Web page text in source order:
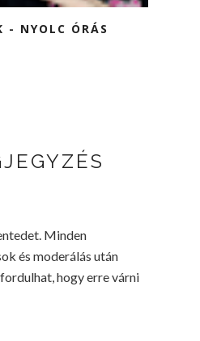
- NYOLC ÓRÁS
Minden
és moderálás után
hogy erre várni